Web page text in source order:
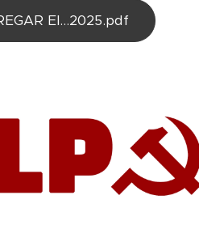
El...2025.pdf